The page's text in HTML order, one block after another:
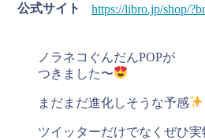
公式サイト https://libro.jp/shop/
ノラネコぐんだんPOPが
つきました〜
まだまだ進化しそうな予感
ツイッターだけでなくぜひ